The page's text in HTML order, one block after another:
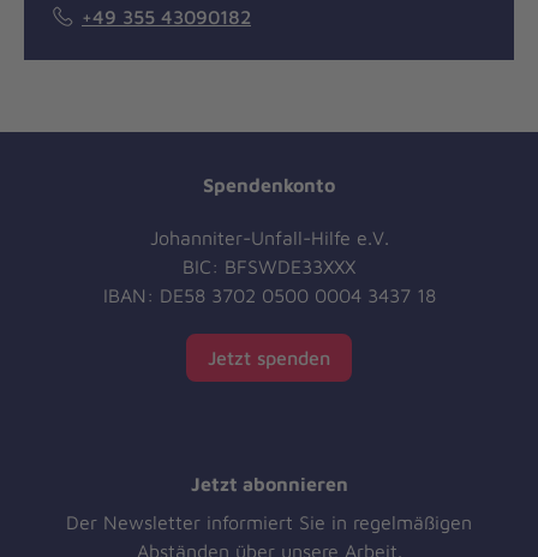
+49 355 43090182
Spendenkonto
Johanniter-Unfall-Hilfe e.V.
BIC: BFSWDE33XXX
IBAN: DE58 3702 0500 0004 3437 18
Jetzt spenden
Jetzt abonnieren
Der Newsletter informiert Sie in regelmäßigen
Abständen über unsere Arbeit.